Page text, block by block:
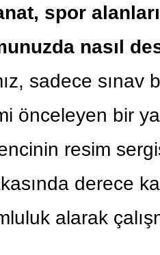
spor
nasıl
sadece sınav
önceleyen bir
resim
derece
alarak